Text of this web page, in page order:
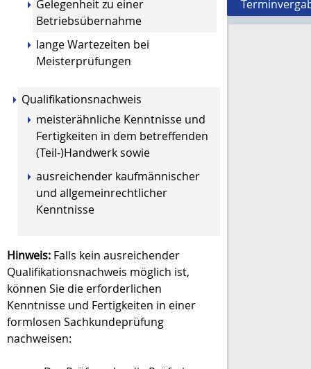
Gelegenheit zu einer
Betriebsübernahme
lange Wartezeiten bei
Meisterprüfungen
Qualifikationsnachweis
meisterähnliche Kenntnisse und
Fertigkeiten in dem betreffenden
(Teil-)Handwerk sowie
ausreichender kaufmännischer
und allgemeinrechtlicher
Kenntnisse
Hinweis: Falls kein ausreichender
Qualifikationsnachweis möglich ist,
können Sie die erforderlichen
Kenntnisse und Fertigkeiten in einer
formlosen Sachkundeprüfung
nachweisen: